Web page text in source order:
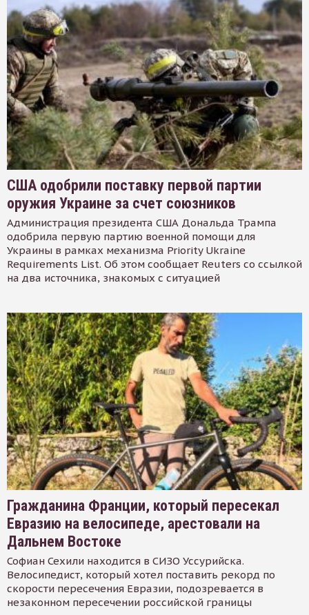
США одобрили поставку первой партии
оружия Украине за счет союзников
Администрация президента США Дональда Трампа
одобрила первую партию военной помощи для
Украины в рамках механизма Priority Ukraine
Requirements List. Об этом сообщает Reuters со ссылкой
на два источника, знакомых с ситуацией
Гражданина Франции, который пересекал
Евразию на велосипеде, арестовали на
Дальнем Востоке
Софиан Сехили находится в СИЗО Уссурийска.
Велосипедист, который хотел поставить рекорд по
скорости пересечения Евразии, подозревается в
незаконном пересечении российской границы